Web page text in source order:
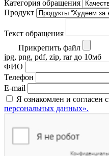
Категория обращения
Продукт
Текст обращения
Прикрепить файл
jpg, png, pdf, zip, rar до 10мб
ФИО
Телефон
E-mail
Я ознакомлен и согласен с
персональных данных».